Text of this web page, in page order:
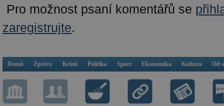
Pro možnost psaní komentářů se
zaregistrujte.
Domů Zprávy Krimi Politika Sport Ekonomika Kultura Od